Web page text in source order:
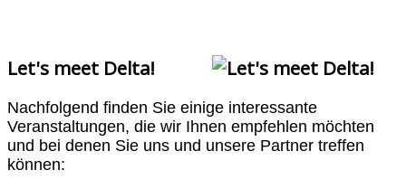
Let's meet Delta!
Nachfolgend finden Sie einige interessante
Veranstaltungen, die wir Ihnen empfehlen möchten
und bei denen Sie uns und unsere Partner treffen
können: